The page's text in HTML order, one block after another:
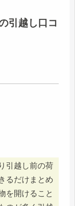
引越し口コ
引越し前の荷
るだけまとめ
を開けること